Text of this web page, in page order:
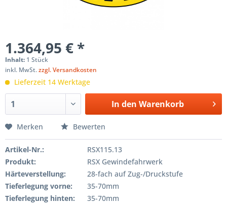
1.364,95 € *
Inhalt: 1 Stück
inkl. MwSt.zzgl. Versandkosten
Lieferzeit 14 Werktage
In den Warenkorb
Merken Bewerten
Artikel-Nr.:
RSX115.13
Produkt:
RSX Gewindefahrwerk
Härteverstellung:
28-fach auf Zug-/Druckstufe
Tieferlegung vorne:
35-70mm
Tieferlegung hinten:
35-70mm